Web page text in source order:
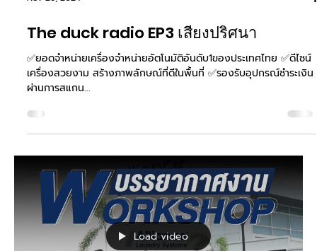
Nov 27, 2024
5 เคล็ดลับ…เริ่มต้นการทำธุรกิจเครื่อง
จำหน่ายสินค้าอัตโนมัติ
5 เคล็ดลับ…เริ่มต้นการทำธุรกิจเครื่องจำหน่ายสินค้าอัตโนมัติ สอบถาม